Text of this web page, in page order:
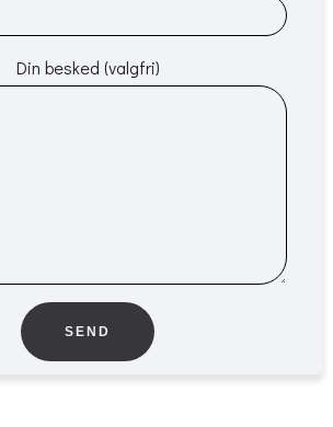
Din besked (valgfri)